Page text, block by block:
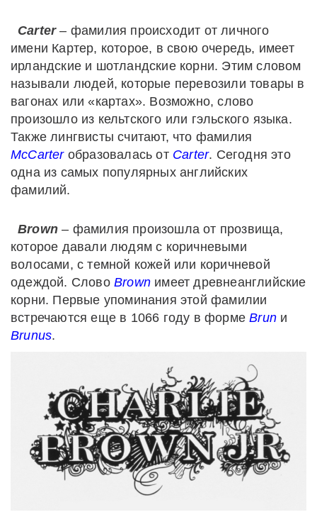
Carter – фамилия происходит от личного
имени Картер, которое, в свою очередь, имеет
ирландские и шотландские корни. Этим словом
называли людей, которые перевозили товары в
вагонах или «картах». Возможно, слово
произошло из кельтского или гэльского языка.
Также лингвисты считают, что фамилия
McCarter образовалась от Carter. Сегодня это
одна из самых популярных английских
фамилий.
Brown – фамилия произошла от прозвища,
которое давали людям с коричневыми
волосами, с темной кожей или коричневой
одеждой. Слово Brown имеет древнеанглийские
корни. Первые упоминания этой фамилии
встречаются еще в 1066 году в формеBrun и
Brunus.